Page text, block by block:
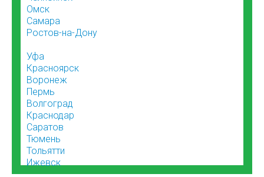
Омск
Самара
Ростов-на-Дону
Уфа
Красноярск
Воронеж
Пермь
Волгоград
Краснодар
Саратов
Тюмень
Тольятти
Ижевск